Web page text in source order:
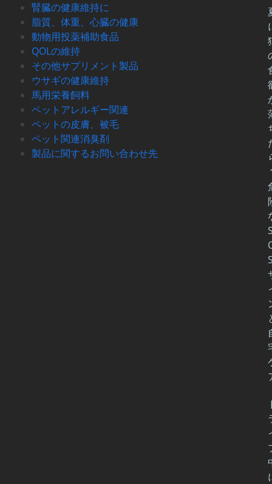
腎臓の健康維持に
脂質、体重、心臓の健康
動物用投薬補助食品
QOLの維持
その他サプリメント製品
ウサギの健康維持
馬用栄養飼料
ペットアレルギー関連
ペットの皮膚、被毛
ペット関連消臭剤
製品に関するお問い合わせ先